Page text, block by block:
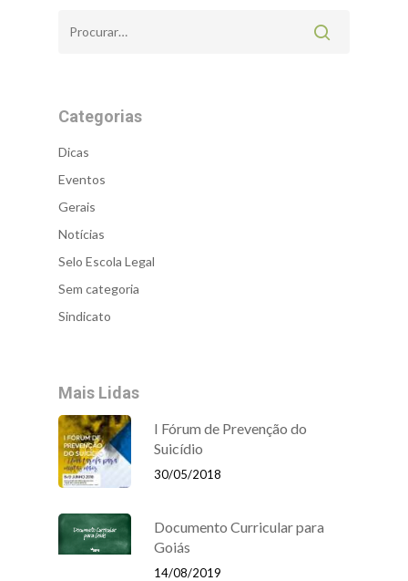
Categorias
Dicas
Eventos
Gerais
Notícias
Selo Escola Legal
Sem categoria
Sindicato
Mais Lidas
I Fórum de Prevenção do
Suicídio
30/05/2018
Documento Curricular para
Goiás
14/08/2019